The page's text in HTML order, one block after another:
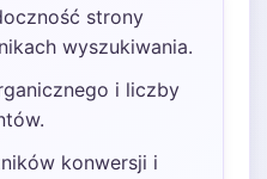
strony
wyszukiwania.
i liczby
konwersji i